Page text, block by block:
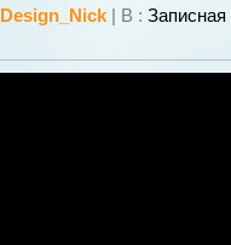
Design_Nick | В :